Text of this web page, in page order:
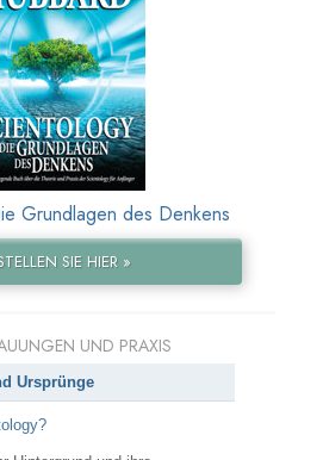
Grundlagen des Denkens
SIE HIER »
UND PRAXIS
Ursprünge